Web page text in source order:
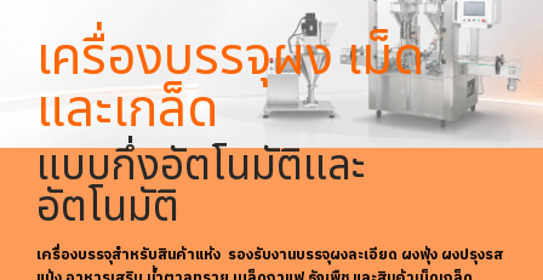
เครื่องบรรจุผง เม็ด
และเกล็ด
แบบกึ่งอัตโนมัติและ
อัตโนมัติ
เครื่องบรรจุสำหรับสินค้าแห้ง รองรับงานบรรจุผงละเอียด ผงฟุ้ง ผงปรุงรส